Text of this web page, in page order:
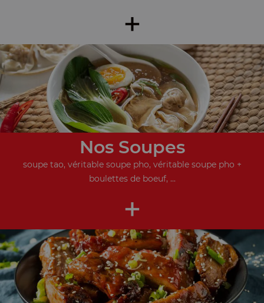
+
Nos Soupes
soupe tao, véritable soupe pho, véritable soupe pho +
boulettes de boeuf, ...
+